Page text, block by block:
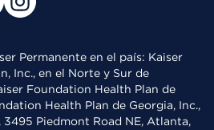
Permanente en el país: Kaiser
Inc., en el Norte y Sur de
Foundation Health Plan de
Health Plan de Georgia, Inc.,
3495 Piedmont Road NE, Atlanta,